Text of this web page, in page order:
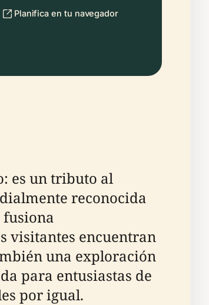
Planifica en tu navegador
es un tributo al
reconocida
fusiona
visitantes encuentran
una exploración
para entusiastas de
por igual.